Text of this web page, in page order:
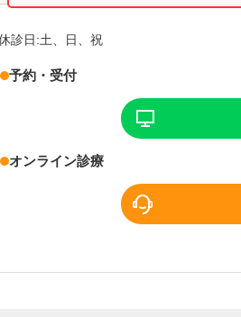
診日:土、日、祝
予約・受付
オンライン診療